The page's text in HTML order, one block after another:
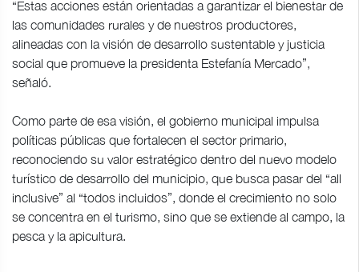
“Estas acciones están orientadas a garantizar el bienestar de
las comunidades rurales y de nuestros productores,
alineadas con la visión de desarrollo sustentable y justicia
social que promueve la presidenta Estefanía Mercado”,
señaló.
Como parte de esa visión, el gobierno municipal impulsa
políticas públicas que fortalecen el sector primario,
reconociendo su valor estratégico dentro del nuevo modelo
turístico de desarrollo del municipio, que busca pasar del “all
inclusive” al “todos incluidos”, donde el crecimiento no solo
se concentra en el turismo, sino que se extiende al campo, la
pesca y la apicultura.